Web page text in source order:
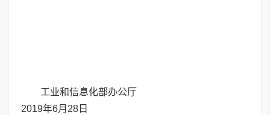
工业和信息化部办公厅
2019年6月 28 日